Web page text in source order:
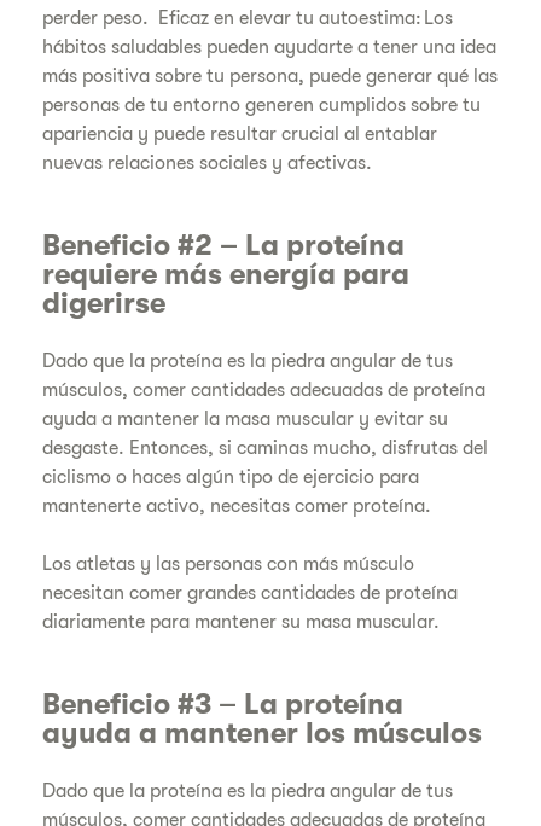
perder peso. Eficaz en elevar tu autoestima: Los
hábitos saludables pueden ayudarte a tener una idea
más positiva sobre tu persona, puede generar qué las
personas de tu entorno generen cumplidos sobre tu
apariencia y puede resultar crucial al entablar
nuevas relaciones sociales y afectivas.
Beneficio #2 – La proteína
requiere más energía para
digerirse
Dado que la proteína es la piedra angular de tus
músculos, comer cantidades adecuadas de proteína
ayuda a mantener la masa muscular y evitar su
desgaste. Entonces, si caminas mucho, disfrutas del
ciclismo o haces algún tipo de ejercicio para
mantenerte activo, necesitas comer proteína.
Los atletas y las personas con más músculo
necesitan comer grandes cantidades de proteína
diariamente para mantener su masa muscular.
Beneficio #3 – La proteína
ayuda a mantener los músculos
Dado que la proteína es la piedra angular de tus
músculos, comer cantidades adecuadas de proteína